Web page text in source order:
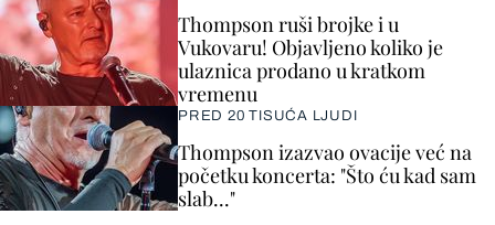
Thompson ruši brojke i u
Vukovaru! Objavljeno koliko je
ulaznica prodano u kratkom
vremenu
PRED 20 TISUĆA LJUDI
Thompson izazvao ovacije već na
početku koncerta: "Što ću kad sam
slab..."